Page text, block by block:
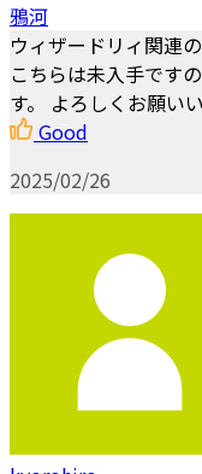
鴉河
ウィザードリィ関連
こちらは未入手です
す。 よろしくお願い
Good
2025/02/26